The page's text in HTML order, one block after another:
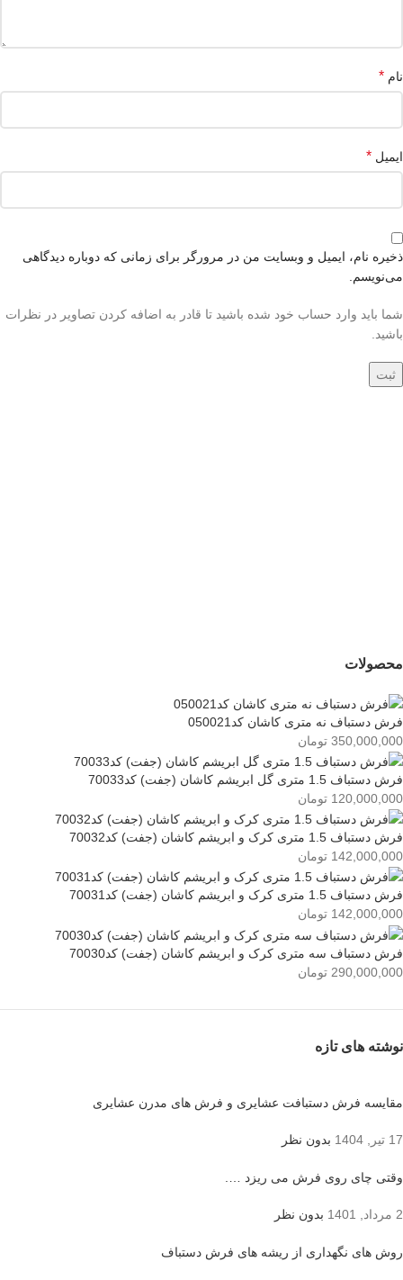
نام *
ایمیل *
ذخیره نام، ایمیل و وبسایت من در مرورگر برای زمانی که دوباره دیدگاهی
می‌نویسم.
شما باید وارد حساب خود شده باشید تا قادر به اضافه کردن تصاویر در نظرات
باشید.
محصولات
فرش دستباف نه متری کاشان کد050021
350,000,000 تومان
فرش دستباف 1.5 متری گل ابریشم کاشان (جفت) کد70033
120,000,000 تومان
فرش دستباف 1.5 متری کرک و ابریشم کاشان (جفت) کد70032
142,000,000 تومان
فرش دستباف 1.5 متری کرک و ابریشم کاشان (جفت) کد70031
142,000,000 تومان
فرش دستباف سه متری کرک و ابریشم کاشان (جفت) کد70030
290,000,000 تومان
نوشته های تازه
مقایسه فرش دستبافت عشایری و فرش های مدرن عشایری
17 تیر, 1404 بدون نظر
وقتی چای روی فرش می ریزد ….
2 مرداد, 1401 بدون نظر
روش های نگهداری از ریشه های فرش دستباف